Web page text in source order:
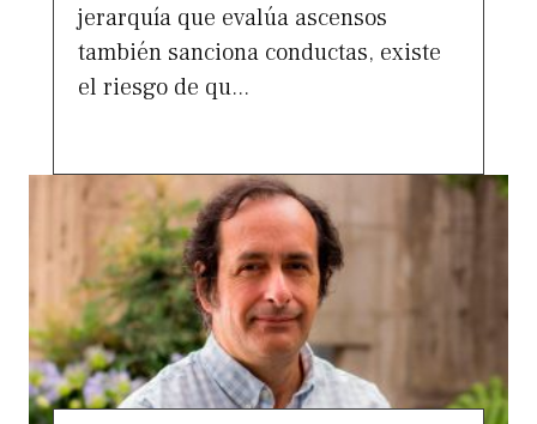
jerarquía que evalúa ascensos
también sanciona conductas, existe
el riesgo de qu...